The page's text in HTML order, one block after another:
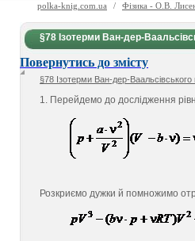
polka-knig.com.ua / Фізика - О.В.
§78 Ізотерми Ван-дер-
Повернутись до змісту
§78 Ізотерми Ван-дер-
1. Перейдемо до дослідження
Розкриємо дужки й помножимо